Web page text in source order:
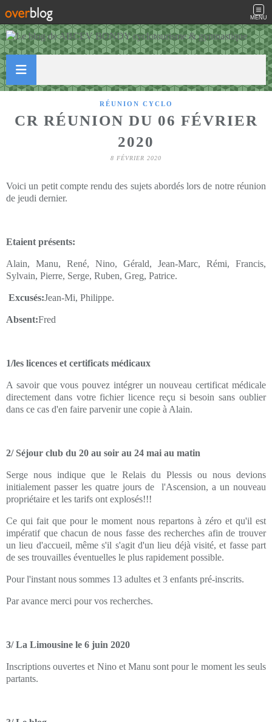
MENU
RÉUNION CYCLO
CR RÉUNION DU 06 FÉVRIER
2020
8 FÉVRIER 2020
Voici un petit compte rendu des sujets abordés lors de notre réunion
de jeudi dernier.
Etaient présents:
Alain, Manu, René, Nino, Gérald, Jean-Marc, Rémi, Francis,
Sylvain, Pierre, Serge, Ruben, Greg, Patrice.
Excusés:Jean-Mi, Philippe.
Absent:Fred
1/les licences et certificats médicaux
A savoir que vous pouvez intégrer un nouveau certificat médicale
directement dans votre fichier licence reçu si besoin sans oublier
dans ce cas d'en faire parvenir une copie à Alain.
2/ Séjour club du 20 au soir au 24 mai au matin
Serge nous indique que le Relais du Plessis ou nous devions
initialement passer les quatre jours de l'Ascension, a un nouveau
propriétaire et les tarifs ont explosés!!!
Ce qui fait que pour le moment nous repartons à zéro et qu'il est
impératif que chacun de nous fasse des recherches afin de trouver
un lieu d'accueil, même s'il s'agit d'un lieu déjà visité, et fasse part
de ses trouvailles éventuelles le plus rapidement possible.
Pour l'instant nous sommes 13 adultes et 3 enfants pré-inscrits.
Par avance merci pour vos recherches.
3/ La Limousine le 6 juin 2020
Inscriptions ouvertes et Nino et Manu sont pour le moment les seuls
partants.